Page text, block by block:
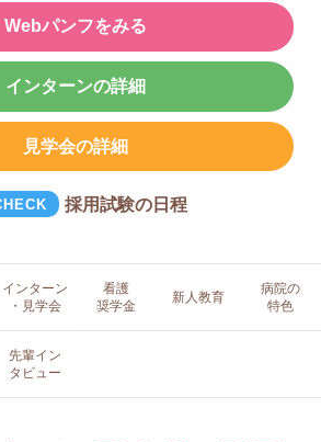
Webパンフをみる
インターンの詳細
見学会の詳細
採用試験の日程
インターン
・見学会
看護
奨学金
新人教育
病院の
特色
先輩イン
タビュー